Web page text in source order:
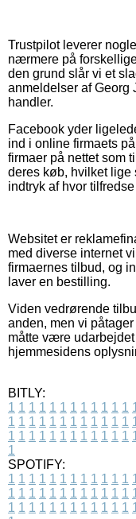
Trustpilot leverer
nærmere på
den grund slår vi et
anmeldelser af Georg
handler.
Facebook yder
ind i online firmaets
firmaer på nettet som
deres køb, hvilket lige
indtryk af hvor
Websitet er
med diverse internet
firmaernes tilbud, og
laver en bestilling.
Viden vedrørende
anden, men vi
måtte være
hjemmesidens
BITLY:
1 1 1 1 1 1 1 1 1 1 1 1
1 1 1 1 1 1 1 1 1 1 1 1
1 1 1 1 1 1 1 1 1 1 1 1
1
SPOTIFY:
1 1 1 1 1 1 1 1 1 1 1 1
1 1 1 1 1 1 1 1 1 1 1 1
1 1 1 1 1 1 1 1 1 1 1 1